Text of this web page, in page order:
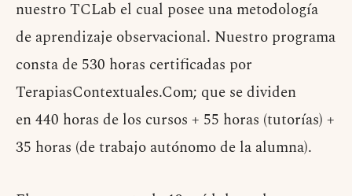
nuestro TCLab el cual posee una metodología
de aprendizaje observacional. Nuestro programa
consta de 530 horas certificadas por
TerapiasContextuales.Com; que se dividen
en 440 horas de los cursos + 55 horas (tutorías) +
35 horas (de trabajo autónomo de la alumna).